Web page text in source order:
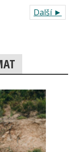
Další ►